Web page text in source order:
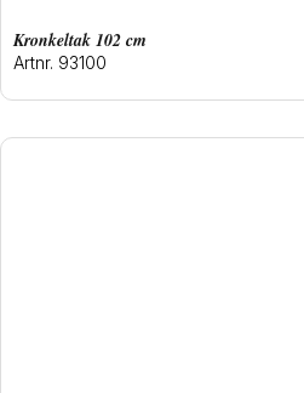
kronkeltak 102 cm
Artnr. 93100